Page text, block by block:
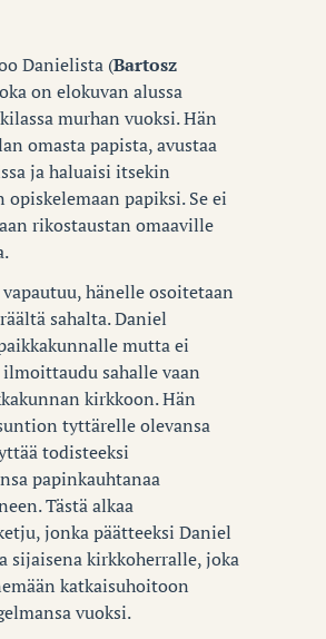
Danielista (Bartosz
on elokuvan alussa
murhan vuoksi. Hän
omasta papista, avustaa
ja haluaisi itsekin
papiksi. Se ei
rikostaustan omaaville
hänelle osoitetaan
sahalta. Daniel
mutta ei
sahalle vaan
kirkkoon. Hän
tyttärelle olevansa
todisteeksi
papinkauhtanaa
Tästä alkaa
jonka päätteeksi Daniel
sijaisena kirkkoherralle, joka
katkaisuhoitoon
vuoksi.